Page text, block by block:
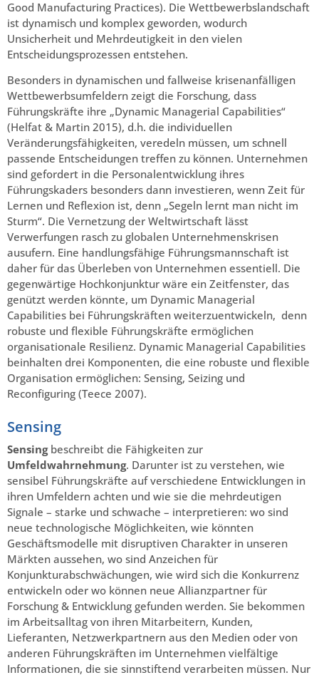
Good Manufacturing Practices). Die Wettbewerbslandschaft
ist dynamisch und komplex geworden, wodurch
Unsicherheit und Mehrdeutigkeit in den vielen
Entscheidungsprozessen entstehen.
Besonders in dynamischen und fallweise krisenanfälligen
Wettbewerbsumfeldern zeigt die Forschung, dass
Führungskräfte ihre „Dynamic Managerial Capabilities“
(Helfat & Martin 2015), d.h. die individuellen
Veränderungsfähigkeiten, veredeln müssen, um schnell
passende Entscheidungen treffen zu können. Unternehmen
sind gefordert in die Personalentwicklung ihres
Führungskaders besonders dann investieren, wenn Zeit für
Lernen und Reflexion ist, denn „Segeln lernt man nicht im
Sturm“. Die Vernetzung der Weltwirtschaft lässt
Verwerfungen rasch zu globalen Unternehmenskrisen
ausufern. Eine handlungsfähige Führungsmannschaft ist
daher für das Überleben von Unternehmen essentiell. Die
gegenwärtige Hochkonjunktur wäre ein Zeitfenster, das
genützt werden könnte, um Dynamic Managerial
Capabilities bei Führungskräften weiterzuentwickeln, denn
robuste und flexible Führungskräfte ermöglichen
organisationale Resilienz. Dynamic Managerial Capabilities
beinhalten drei Komponenten, die eine robuste und flexible
Organisation ermöglichen: Sensing, Seizing und
Reconfiguring (Teece 2007).
Sensing
Sensingbeschreibt die Fähigkeiten zur
Umfeldwahrnehmung. Darunter ist zu verstehen, wie
sensibel Führungskräfte auf verschiedene Entwicklungen in
ihren Umfeldern achten und wie sie die mehrdeutigen
Signale – starke und schwache – interpretieren: wo sind
neue technologische Möglichkeiten, wie könnten
Geschäftsmodelle mit disruptiven Charakter in unseren
Märkten aussehen, wo sind Anzeichen für
Konjunkturabschwächungen, wie wird sich die Konkurrenz
entwickeln oder wo können neue Allianzpartner für
Forschung & Entwicklung gefunden werden. Sie bekommen
im Arbeitsalltag von ihren Mitarbeitern, Kunden,
Lieferanten, Netzwerkpartnern aus den Medien oder von
anderen Führungskräften im Unternehmen vielfältige
Informationen, die sie sinnstiftend verarbeiten müssen. Nur